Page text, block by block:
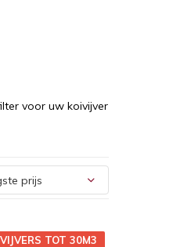
voor uw koivijver
TOT 30M3